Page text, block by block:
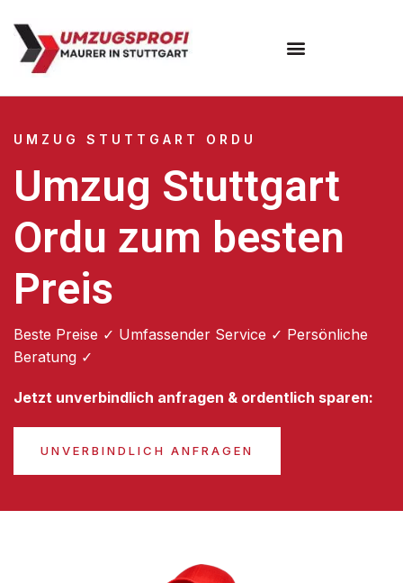
UMZUG STUTTGART ORDU
Umzug Stuttgart
Ordu zum besten
Preis
Beste Preise ✓ Umfassender Service ✓ Persönliche
Beratung ✓
Jetzt unverbindlich anfragen & ordentlich sparen:
UNVERBINDLICH ANFRAGEN